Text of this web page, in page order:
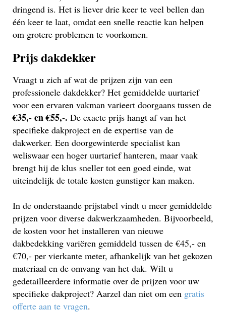
dringend is. Het is liever drie keer te veel bellen dan
één keer te laat, omdat een snelle reactie kan helpen
om grotere problemen te voorkomen.
Prijs dakdekker
Vraagt u zich af wat de prijzen zijn van een
professionele dakdekker? Het gemiddelde uurtarief
voor een ervaren vakman varieert doorgaans tussen de
€35,- en €55,-. De exacte prijs hangt af van het
specifieke dakproject en de expertise van de
dakwerker. Een doorgewinterde specialist kan
weliswaar een hoger uurtarief hanteren, maar vaak
brengt hij de klus sneller tot een goed einde, wat
uiteindelijk de totale kosten gunstiger kan maken.
In de onderstaande prijstabel vindt u meer gemiddelde
prijzen voor diverse dakwerkzaamheden. Bijvoorbeeld,
de kosten voor het installeren van nieuwe
dakbedekking variëren gemiddeld tussen de €45,- en
€70,- per vierkante meter, afhankelijk van het gekozen
materiaal en de omvang van het dak. Wilt u
gedetailleerdere informatie over de prijzen voor uw
specifieke dakproject? Aarzel dan niet om een gratis
offerte aan te vragen.